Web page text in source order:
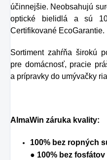
účinnejšie. Neobsahujú
optické bielidlá a sú
Certifikované EcoGarantie.
Sortiment zahŕňa širokú
pre domácnosť, pracie
a prípravky do umývačky
AlmaWin záruka kvality:
100% bez ropných
● 100% bez fosfátov